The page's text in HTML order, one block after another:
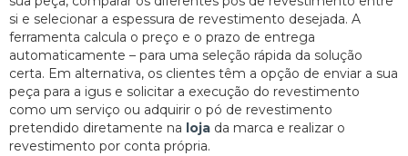
si e selecionar a espessura de revestimento desejada. A
ferramenta calcula o preço e o prazo de entrega
automaticamente – para uma seleção rápida da solução
certa. Em alternativa, os clientes têm a opção de enviar a sua
peça para a igus e solicitar a execução do revestimento
como um serviço ou adquirir o pó de revestimento
pretendido diretamente na loja da marca e realizar o
revestimento por conta própria.